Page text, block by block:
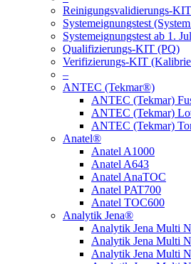
Reinigungsvalidierungs-KIT
Systemeignungstest
Systemeignungstest ab 1.
Qualifizierungs-KIT (PQ)
Verifizierungs-KIT
–
ANTEC (Tekmar®)
ANTEC (Tekmar)
ANTEC (Tekmar)
ANTEC (Tekmar)
Anatel®
Anatel A1000
Anatel A643
Anatel AnaTOC
Anatel PAT700
Anatel TOC600
Analytik Jena®
Analytik Jena Multi
Analytik Jena Multi
Analytik Jena Multi